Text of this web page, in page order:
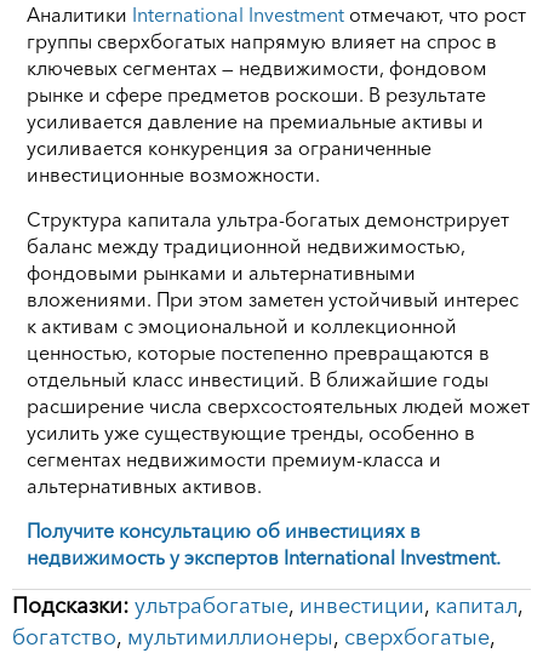
Аналитики International Investment отмечают, что рост
группы сверхбогатых напрямую влияет на спрос в
ключевых сегментах — недвижимости, фондовом
рынке и сфере предметов роскоши. В результате
усиливается давление на премиальные активы и
усиливается конкуренция за ограниченные
инвестиционные возможности.
Структура капитала ультра-богатых демонстрирует
баланс между традиционной недвижимостью,
фондовыми рынками и альтернативными
вложениями. При этом заметен устойчивый интерес
к активам с эмоциональной и коллекционной
ценностью, которые постепенно превращаются в
отдельный класс инвестиций. В ближайшие годы
расширение числа сверхсостоятельных людей может
усилить уже существующие тренды, особенно в
сегментах недвижимости премиум-класса и
альтернативных активов.
Получите консультацию об инвестициях в
недвижимость у экспертов International Investment.
Подсказки: ультрабогатые, инвестиции, капитал,
богатство, мультимиллионеры, сверхбогатые,